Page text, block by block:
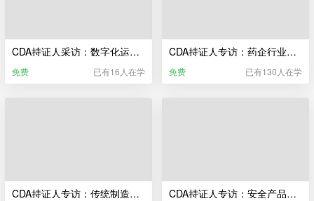
CDA持证人采访：数字化运维转型 为什么是大势所趋？
免费 已有16人在学
CDA持证人专访：药企行业，做数据分析师是什么体验？
免费 已有130人在学
CDA持证人专访：传统制造业，如何进行数据分析？能否改善经营情况？ CDA持证人专访：安全产品研发，大数据能起到什么作用？